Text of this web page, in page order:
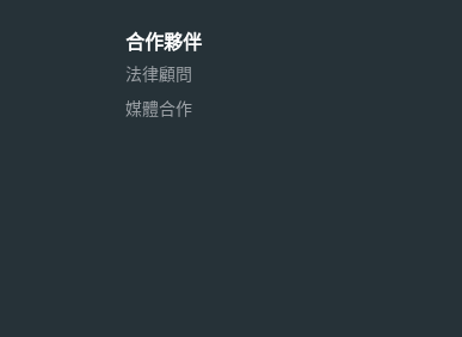
合作夥伴
法律顧問
媒體合作